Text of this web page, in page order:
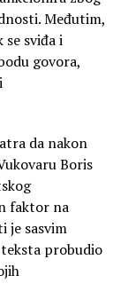
Međutim,
se sviđa i
govora,
da nakon
Boris
faktor na
je sasvim
probudio